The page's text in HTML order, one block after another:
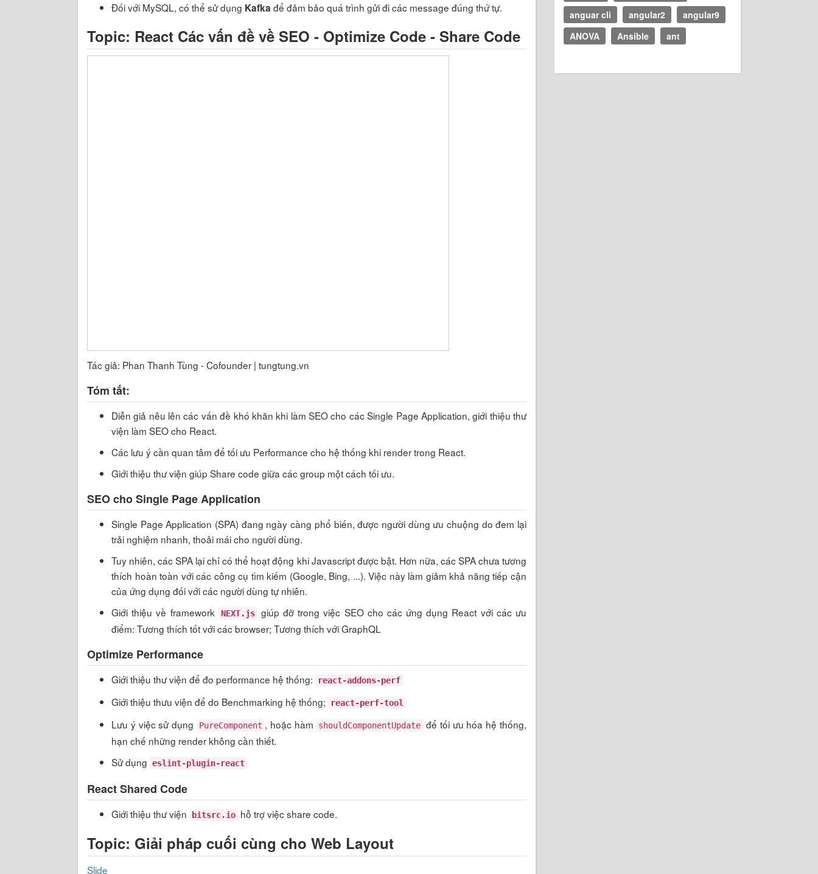
Đối với MySQL, có thể sử dụng Kafka để đảm bảo quá trình gửi đi các message đúng thứ tự.
Topic: React Các vấn đề về SEO - Optimize Code - Share Code
Tác giả: Phan Thanh Tùng - Cofounder | tungtung.vn
Tóm tắt:
Diễn giả nêu lên các vấn đề khó khăn khi làm SEO cho các Single Page Application, giới thiệu thư
viện làm SEO cho React.
Các lưu ý cần quan tâm để tối ưu Performance cho hệ thống khi render trong React.
Giới thiệu thư viện giúp Share code giữa các group một cách tối ưu.
SEO cho Single Page Application
Single Page Application (SPA) đang ngày càng phổ biến, được người dùng ưu chuộng do đem lại
trải nghiệm nhanh, thoải mái cho người dùng.
Tuy nhiên, các SPA lại chỉ có thể hoạt động khi Javascript được bật. Hơn nữa, các SPA chưa tương
thích hoàn toàn với các công cụ tìm kiếm (Google, Bing, ...). Việc này làm giảm khả năng tiếp cận
của ứng dụng đối với các người dùng tự nhiên.
Giới thiệu về framework
NEXT.js
giúp đỡ trong việc SEO cho các ứng dụng React với các ưu
điểm: Tương thích tốt với các browser; Tương thích với GraphQL
Optimize Performance
Giới thiệu thư viện để đo performance hệ thống: react-addons-perf
Giới thiệu thưu viện để do Benchmarking hệ thống; react-perf-tool
Lưu ý việc sử dụng PureComponent , hoặc hàm shouldComponentUpdate để tối ưu hóa hệ thống,
hạn chế những render không cần thiết.
Sử dụng eslint-plugin-react
React Shared Code
Giới thiệu thư viện bitsrc.io hỗ trợ việc share code.
Topic: Giải pháp cuối cùng cho Web Layout
Slide
anguar cli
angular2
angular9
ANOVA
Ansible ant